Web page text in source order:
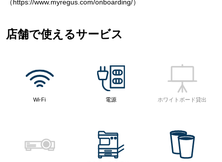
（https://www.myregus.com/onboarding/）
店舗で使えるサービス
Wi-Fi 電源 ホワイトボード貸出